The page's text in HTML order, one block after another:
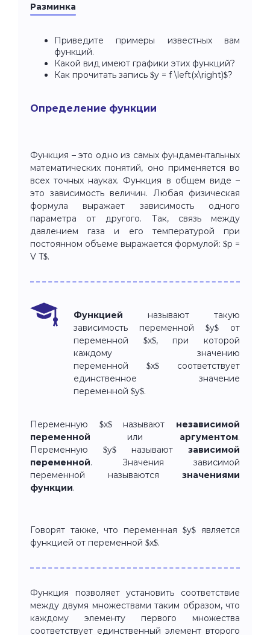
Разминка
Приведите примеры известных вам
функций.
Какой вид имеют графики этих функций?
Как прочитать запись $y = f \left(x\right)$?
Определение функции
Функция – это одно из самых фундаментальных
математических понятий, оно применяется во
всех точных науках. Функция в общем виде –
это зависимость величин. Любая физическая
формула выражает зависимость одного
параметра от другого. Так, связь между
давлением газа и его температурой при
постоянном объеме выражается формулой: $p =
V T$.
Функцией называют такую
зависимость переменной $y$ от
переменной $x$, при которой
каждому значению
переменной $x$ соответствует
единственное значение
переменной $y$.
Переменную $x$ называют независимой
переменной или аргументом.
Переменную $y$ называют зависимой
переменной. Значения зависимой
переменной называются значениями
функции.
Говорят также, что переменная $y$ является
функцией от переменной $x$.
Функция позволяет установить соответствие
между двумя множествами таким образом, что
каждому элементу первого множества
соответствует единственный элемент второго